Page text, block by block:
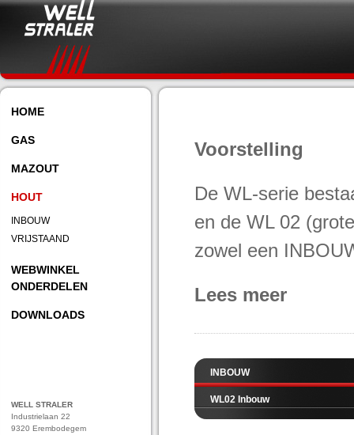
HOME
GAS
MAZOUT
HOUT
INBOUW
VRIJSTAAND
WEBWINKEL
ONDERDELEN
DOWNLOADS
WELL STRALER
Industrielaan 22
9320 Erembodegem
Voorstelling
De WL-serie
en de WL 02
zowel een
Lees meer
INBOUW
WL02 Inbouw
© 2026 Well Straler |